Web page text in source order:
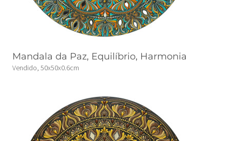
Mandala da Paz, Equilíbrio, Harmonia
Vendido, 50x50x0.6cm